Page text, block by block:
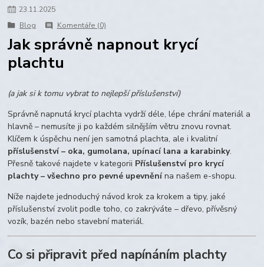
maltodextrin
Jablka plod
vitamín C Zelený čaj
23.11.2025
Blog
Komentáře (0)
Jak správně napnout krycí
plachtu
(a jak si k tomu vybrat to nejlepší příslušenství)
Správně napnutá krycí plachta vydrží déle, lépe chrání materiál a
hlavně – nemusíte ji po každém silnějším větru znovu rovnat.
Klíčem k úspěchu není jen samotná plachta, ale i kvalitní
příslušenství – oka, gumolana, upínací lana a karabinky.
Přesně takové najdete v kategorii Příslušenství pro krycí
plachty – všechno pro pevné upevněnína našem e-shopu.
Níže najdete jednoduchý návod krok za krokem a tipy, jaké
příslušenství zvolit podle toho, co zakrýváte – dřevo, přívěsný
vozík, bazén nebo stavební materiál.
Co si připravit před napínáním plachty